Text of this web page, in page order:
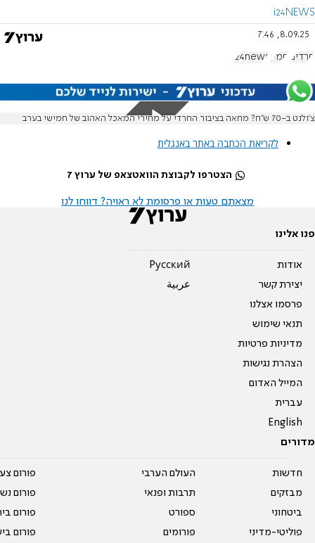
i24NEWS
8.09.25, 7:46
חרדים חמין i24news
צ'ולנט ב-70 ש"ח? מחאה בציבור החרדי על מחירי המאכל האהוב של חמישי בערב
לקריאת הכתבה באתר באנגלית
הצטרפו לקבוצת הוואטצאפ של ערוץ 7
מצאתם טעות או פרסומת לא ראויה? דווחו לנו
פנו אלינו
אודות
יצירת קשר
פרסמו אצלנו
תנאי שימוש
מדיניות פרטיות
הצהרת נגישות
המייל האדום
עברית
English
Pусский
عربية
מדורים
חדשות
מבזקים
ביטחוני
פוליטי-מדיני
העולם הערבי
תרבות ופנאי
ספורט
פורומים
פורום
פורום
פורום
פורום